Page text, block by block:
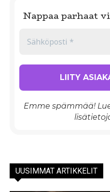
Nappaa parhaat
Emme spämmää!
UUSIMMAT ARTIKKELIT